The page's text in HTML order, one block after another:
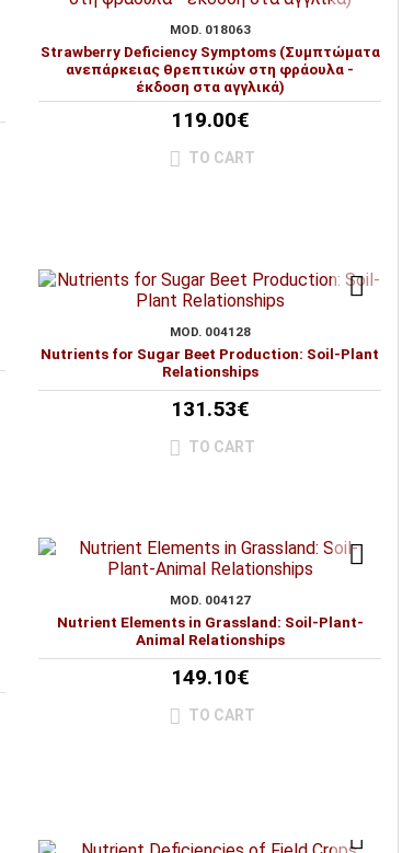
MOD. 018063
Strawberry Deficiency Symptoms (Συμπτώματα
ανεπάρκειας θρεπτικών στη φράουλα -
έκδοση στα αγγλικά)
119.00€
TO CART
MOD. 004128
Nutrients for Sugar Beet Production: Soil-Plant
Relationships
131.53€
TO CART
MOD. 004127
Nutrient Elements in Grassland: Soil-Plant-
Animal Relationships
149.10€
TO CART